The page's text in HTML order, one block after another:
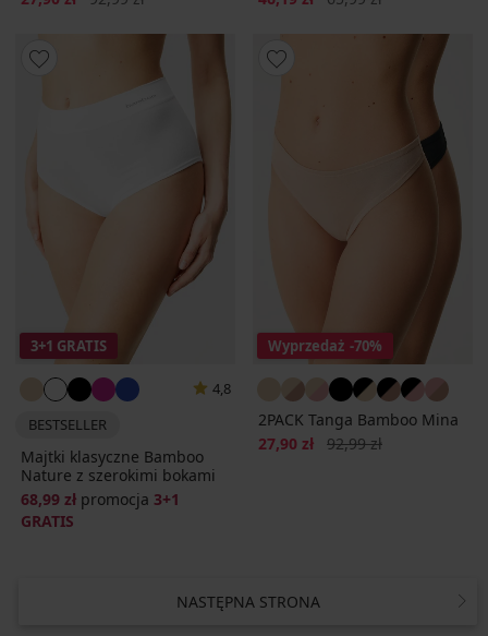
3+1 GRATIS
4,8
BESTSELLER
Majtki klasyczne Bamboo
Nature z szerokimi bokami
68,99 zł promocja 3+1
GRATIS
Wyprzedaż -70%
2PACK Tanga Bamboo Mina
Zniżka
27,90 zł Pierwotna cena
92,99 zł
NASTĘPNA STRONA